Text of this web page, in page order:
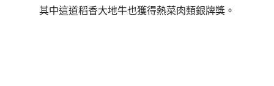
其中這道稻香大地牛也獲得熱菜肉類銀牌獎。